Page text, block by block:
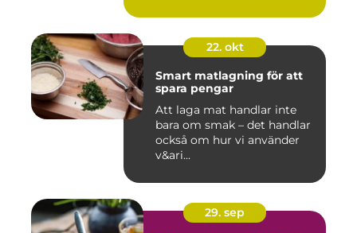
22. okt
Smart matlagning för att
spara pengar
Att laga mat handlar inte
bara om smak – det handlar
också om hur vi använder
v&ari...
29. sep